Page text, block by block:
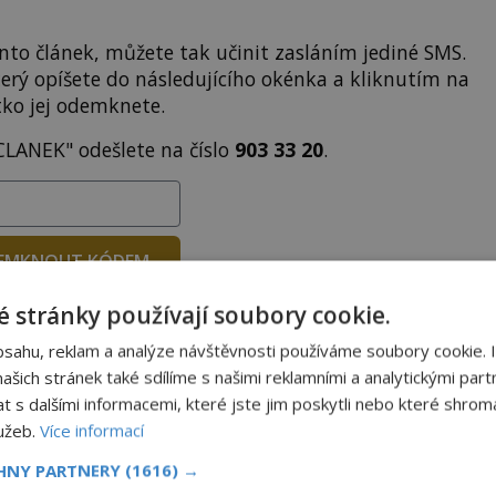
článek, můžete tak učinit zasláním jediné SMS.
opíšete do následujícího okénka a kliknutím na
jej odemknete.
odešlete na číslo 903 33 20.
KÓDEM
Službu technicky zajišťuje Airtoy a.s. Infolinka: 602 777 555,
www.platmobilem.cz
Sdílet na X
Další článek
stránky používají soubory cookie.
reklam a analýze návštěvnosti používáme soubory cookie.
stránek také sdílíme s našimi reklamními a analytickými
s dalšími informacemi, které jste jim poskytli nebo které
Více informací
PARTNERY (1616) →